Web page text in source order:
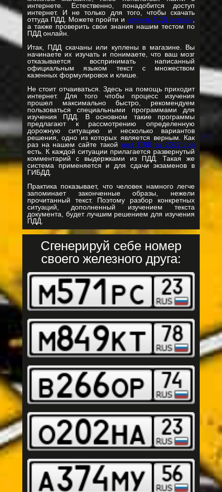
интернете. Естественно, понадобится доступ
интернет. И не только для того, чтобы скачать
оттуда ПДД. Можете пройти и изучить ПДД онлайн
а также проверить свои знания нашим тестом по
ПДД онлайн.
Итак, ПДД скачаны или куплены в магазине. Вы
начинаете их изучать и понимаете, что ваш мозг
отказывается воспринимать написанный
официальным языком текст с множеством
казенных формулировок и клише.
Не стоит отчаиваться. Здесь на помощь приходит
интернет. Для того чтобы процесс изучения
прошел максимально быстро, рекомендуем
пользоваться специальными программами для
изучения ПДД. В основном такие программы
предлагают к рассмотрению определенную
дорожную ситуацию и несколько вариантов
решения, одно из которых является верным. Как
раз на нашем сайте такойтест ПДД за 2022 год
есть. К каждой ситуации прилагается развернутый
комментарий с выдержками из ПДД. Такая же
система применяется и для сдачи экзаменов в
ГИБДД.
Практика показывает, что человек намного легче
запоминает законченные образы, нежели
прочитанный текст. Поэтому разбор конкретных
ситуаций, дополненный изучением текста
документа, будет лучшим решением для изучения
ПДД.
Сгенерируй себе номер
своего железного друга: